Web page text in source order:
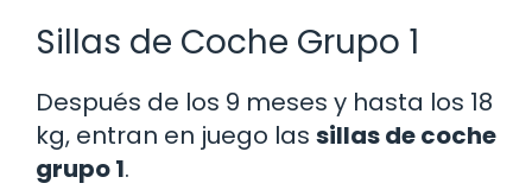
Sillas de Coche Grupo 1
Después de los 9 meses y hasta los 18
kg, entran en juego las sillas de coche
grupo 1.